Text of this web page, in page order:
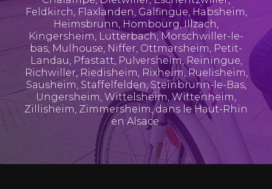
Feldkirch, Flaxlanden,Galfingue, Habsheim,
Heimsbrunn, Hombourg,Illzach,
Kingersheim, Lutterbach, Morschwiller-le-
bas, Mulhouse, Niffer, Ottmarsheim, Petit-
Landau, Pfastatt, Pulversheim, Reiningue,
Richwiller, Riedisheim, Rixheim,Ruelisheim,
Sausheim, Staffelfelden, Steinbrunn-le-Bas,
Ungersheim, Wittelsheim,Wittenheim,
Zillisheim, Zimmersheim, dans le Haut-Rhin
en Alsace.